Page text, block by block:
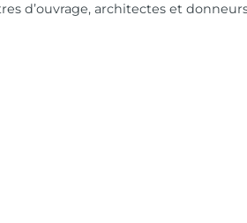
d’ouvrage, architectes et